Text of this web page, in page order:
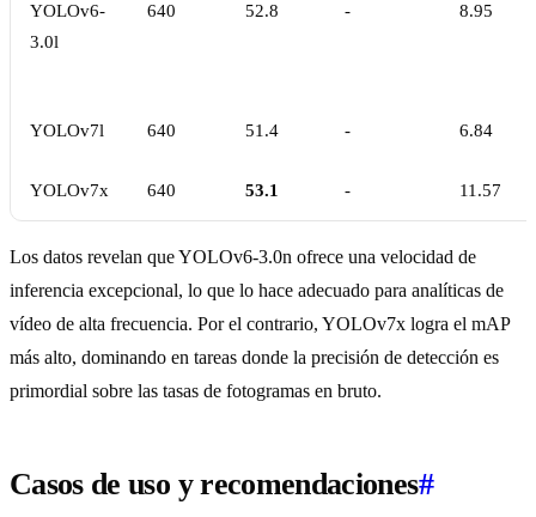
YOLOv6-
3.0l
640 52.8 - 8.95
YOLOv7l 640 51.4 - 6.84
YOLOv7x 640 53.1 - 11.57
Los datos revelan que YOLOv6-3.0n ofrece una velocidad de
inferencia excepcional, lo que lo hace adecuado para analíticas de
vídeo de alta frecuencia. Por el contrario, YOLOv7x logra el mAP
más alto, dominando en tareas donde la precisión de detección es
primordial sobre las tasas de fotogramas en bruto.
Casos de uso y recomendaciones#